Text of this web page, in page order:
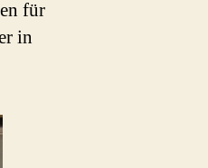
für
in